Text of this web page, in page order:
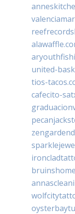
united-
tios-
cafecito-